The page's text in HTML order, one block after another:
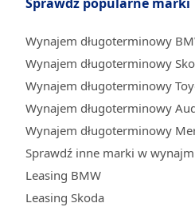
Wynajem długoterminowy
Wynajem długoterminowy
Wynajem długoterminowy
Wynajem długoterminowy
Wynajem długoterminowy
Sprawdź inne marki w
Leasing BMW
Leasing Skoda